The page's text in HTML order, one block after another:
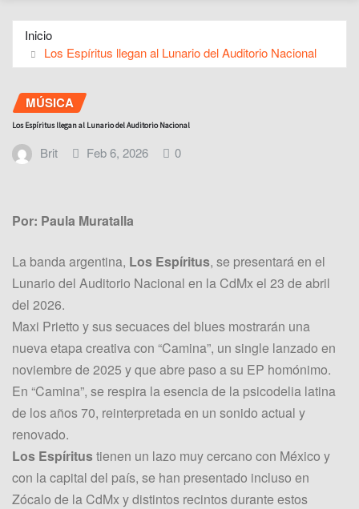
Inicio
Los Espíritus llegan al Lunario del Auditorio Nacional
MÚSICA
Los Espíritus llegan al Lunario del Auditorio Nacional
Brit Feb 6, 2026 0
Por: Paula Muratalla
La banda argentina, Los Espíritus, se presentará en el
Lunario del Auditorio Nacional en la CdMx el 23 de abril
del 2026.
Maxi Prietto y sus secuaces del blues mostrarán una
nueva etapa creativa con “Camina”, un single lanzado en
noviembre de 2025 y que abre paso a su EP homónimo.
En “Camina”, se respira la esencia de la psicodelia latina
de los años 70, reinterpretada en un sonido actual y
renovado.
Los Espíritustienen un lazo muy cercano con México y
con la capital del país, se han presentado incluso en
Zócalo de la CdMx y distintos recintos durante estos